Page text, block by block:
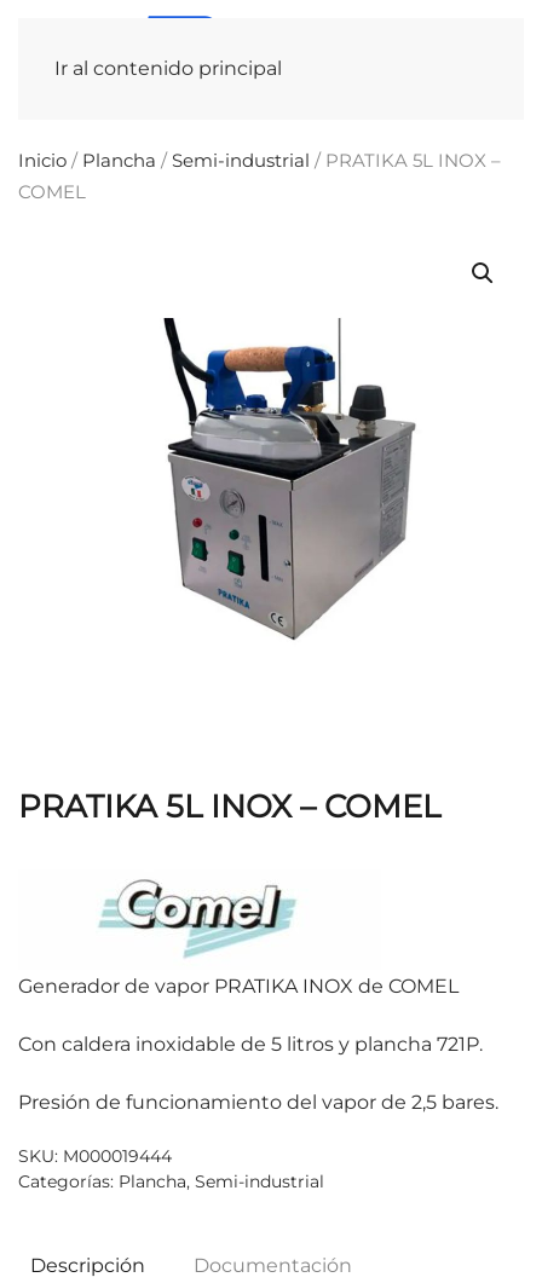
Ir al contenido principal
Inicio / Plancha /Semi-industrial / PRATIKA 5L INOX –
COMEL
PRATIKA 5L INOX – COMEL
Generador de vapor PRATIKA INOX de COMEL
Con caldera inoxidable de 5 litros y plancha 721P.
Presión de funcionamiento del vapor de 2,5 bares.
SKU: M000019444
Categorías: Plancha, Semi-industrial
Descripción Documentación